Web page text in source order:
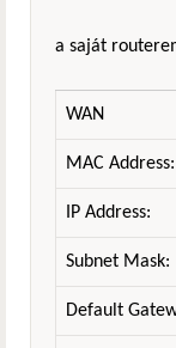
a saját
WAN
MAC Address:
IP Address:
Subnet Mask:
Default